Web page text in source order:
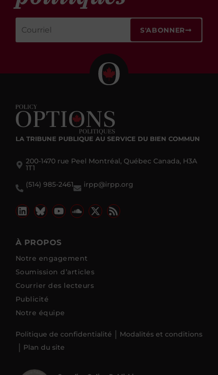
S'ABONNER
LA TRIBUNE PUBLIQUE AU SERVICE DU BIEN COMMUN
200-1470 rue Peel Montréal, Québec Canada, H3A
1T1
(514) 985-2461
irpp@irpp.org
À PROPOS
Notre engagement
Soumission d’articles
Courrier des lecteurs
Publicité
Notre équipe
Politique de confidentialité
Modalités et conditions
Plan du site